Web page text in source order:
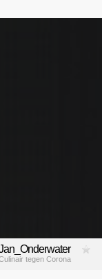
tegen Corona